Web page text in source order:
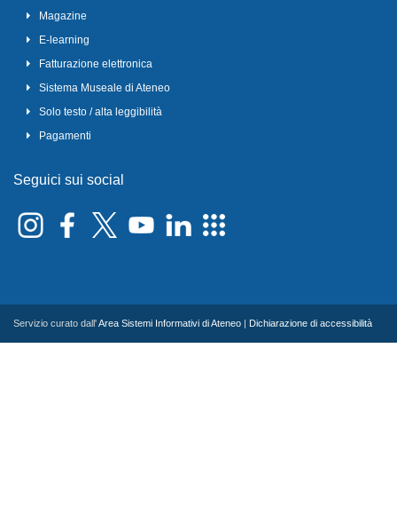
Magazine
E-learning
Fatturazione elettronica
Sistema Museale di Ateneo
Solo testo / alta leggibilità
Pagamenti
Seguici sui social
Servizio curato dall'Area Sistemi Informativi di Ateneo Dichiarazione di accessibilità